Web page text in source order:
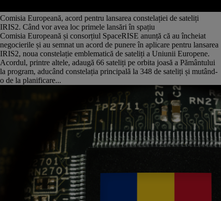
Comisia Europeană, acord pentru lansarea constelației de sateliți
IRIS2. Când vor avea loc primele lansări în spațiu
Comisia Europeană și consorțiul SpaceRISE anunță că au încheiat
negocierile și au semnat un acord de punere în aplicare pentru lansarea
IRIS2, noua constelație emblematică de sateliți a Uniunii Europene.
Acordul, printre altele, adaugă 66 sateliți pe orbita joasă a Pământului
la program, aducând constelația principală la 348 de sateliți și mutând-
o de la planificare...